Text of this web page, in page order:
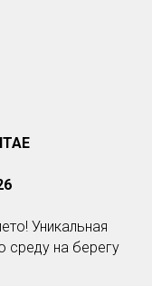
Уникальная
среду на берегу